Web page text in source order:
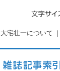
宅壮一について ｜